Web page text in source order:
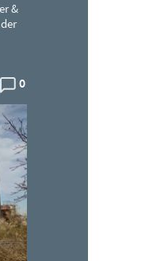
&
0